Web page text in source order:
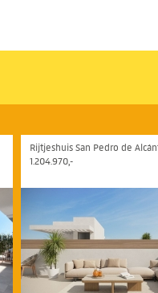
Rijtjeshuis San Pedro de
1.204.970,-